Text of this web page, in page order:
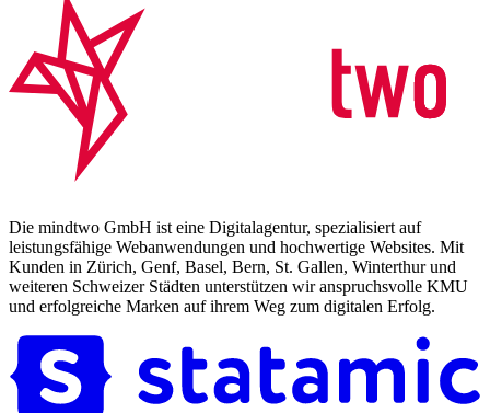
Die mindtwo GmbH ist eine Digitalagentur, spezialisiert auf
leistungsfähige Webanwendungen und hochwertige Websites. Mit
Kunden in Zürich, Genf, Basel, Bern, St. Gallen, Winterthur und
weiteren Schweizer Städten unterstützen wir anspruchsvolle KMU
und erfolgreiche Marken auf ihrem Weg zum digitalen Erfolg.